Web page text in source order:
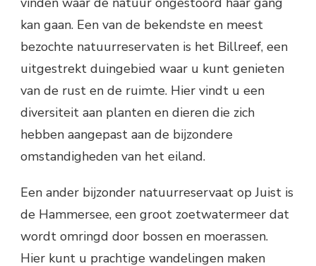
kan gaan. Een van de bekendste en meest
bezochte natuurreservaten is het Billreef, een
uitgestrekt duingebied waar u kunt genieten
van de rust en de ruimte. Hier vindt u een
diversiteit aan planten en dieren die zich
hebben aangepast aan de bijzondere
omstandigheden van het eiland.
Een ander bijzonder natuurreservaat op Juist is
de Hammersee, een groot zoetwatermeer dat
wordt omringd door bossen en moerassen.
Hier kunt u prachtige wandelingen maken